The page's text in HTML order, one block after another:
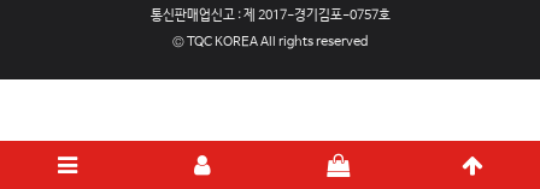
통신판매업신고 :제 2017-경기김포-0757호
© TQC KOREA All rights reserved